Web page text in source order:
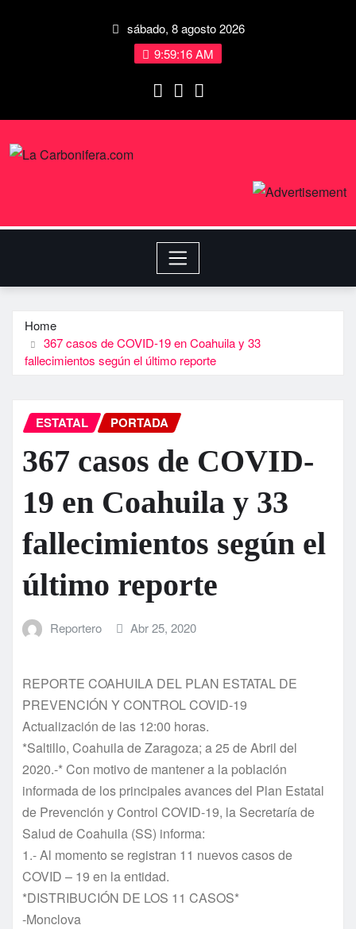
sábado, 8 agosto 2026
9:59:17 AM
Home
367 casos de COVID-19 en Coahuila y 33
fallecimientos según el último reporte
ESTATAL PORTADA
367 casos de COVID-
19 en Coahuila y 33
fallecimientos según el
último reporte
Reportero Abr 25, 2020
REPORTE COAHUILA DEL PLAN ESTATAL DE
PREVENCIÓN Y CONTROL COVID-19
Actualización de las 12:00 horas.
*Saltillo, Coahuila de Zaragoza; a 25 de Abril del
2020.-* Con motivo de mantener a la población
informada de los principales avances del Plan Estatal
de Prevención y Control COVID-19, la Secretaría de
Salud de Coahuila (SS) informa:
1.- Al momento se registran 11 nuevos casos de
COVID – 19 en la entidad.
*DISTRIBUCIÓN DE LOS 11 CASOS*
-Monclova